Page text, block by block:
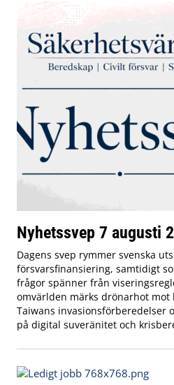
Nyhetssvep 7 augusti
Dagens svep rymmer svenska
försvarsfinansiering, samtidigt
frågor spänner från
omvärlden märks drönarhot
Taiwans invasionsförberedelser
på digital suveränitet och